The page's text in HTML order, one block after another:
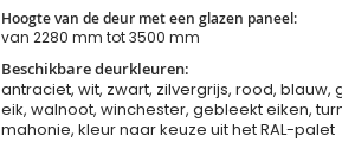
Hoogte van de deur met een glazen paneel:
van 2280 mm tot 3500 mm
Beschikbare deurkleuren:
antraciet, wit, zwart, zilvergrijs, rood, blauw,
eik, walnoot, winchester, gebleekt eiken,
mahonie, kleur naar keuze uit het RAL-palet